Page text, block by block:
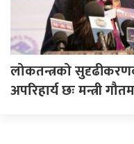
लोकतन्त्रको
अपरिहार्य छः मन्त्री गौतम